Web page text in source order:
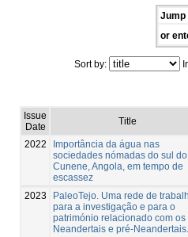
Jump
or
Sort by:
Issue
Date
Title
2022
Importância da água nas
sociedades nómadas do sul do
Cunene, Angola, em tempo de
escassez
2023
PaleoTejo. Uma rede de
para a investigação e para o
património relacionado com os
Neandertais e pré-Neandertais.